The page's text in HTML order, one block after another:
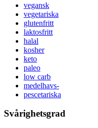
vegansk
vegetariska
glutenfritt
laktosfritt
halal
kosher
keto
paleo
low carb
medelhavs-
pescetariska
Svårighetsgrad